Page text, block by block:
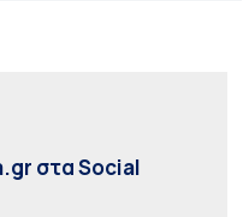
στα Social